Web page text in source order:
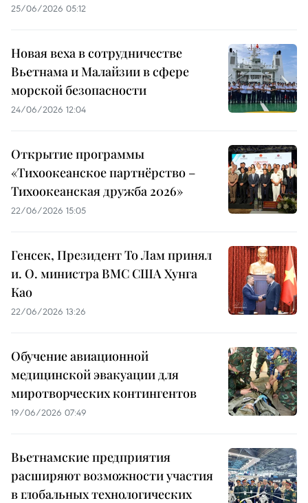
25/06/2026 05:12
Новая веха в сотрудничестве
Вьетнама и Малайзии в сфере
морской безопасности
24/06/2026 12:04
Открытие программы
«Тихоокеанское партнёрство –
Тихоокеанская дружба 2026»
22/06/2026 15:05
Генсек, Президент То Лам принял
и. О. министра ВМС США Хунга
Као
22/06/2026 13:26
Обучение авиационной
медицинской эвакуации для
миротворческих контингентов
19/06/2026 07:49
Вьетнамские предприятия
расширяют возможности участия
в глобальных технологических